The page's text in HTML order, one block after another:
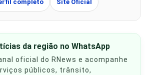
completo Site Oficial
da região no WhatsApp
oficial do RNews e acompanhe
públicos, trânsito,